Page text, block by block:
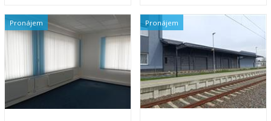
Pronájem Pronájem